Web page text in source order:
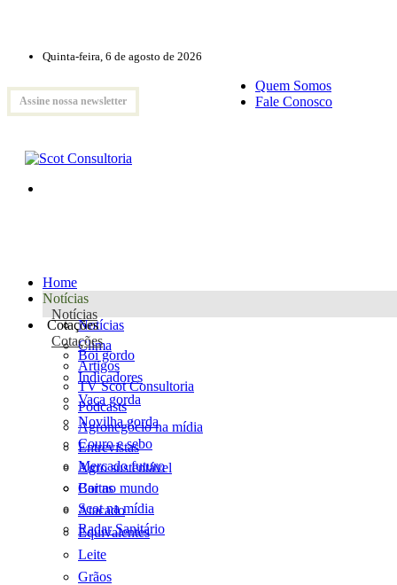
Quinta-feira, 6 de agosto de 2026
Assine nossa newsletter
Quem Somos
Fale Conosco
Home
Notícias
Notícias
Notícias
Clima
Artigos
TV Scot Consultoria
Podcasts
Agronegócio na mídia
Entrevistas
Agro sustentável
Cartas
Scot na mídia
Radar Sanitário
Cotações
Cotações
Boi gordo
Indicadores
Vaca gorda
Novilha gorda
Couro e sebo
Mercado futuro
Boi no mundo
Atacado
Equivalentes
Leite
Grãos